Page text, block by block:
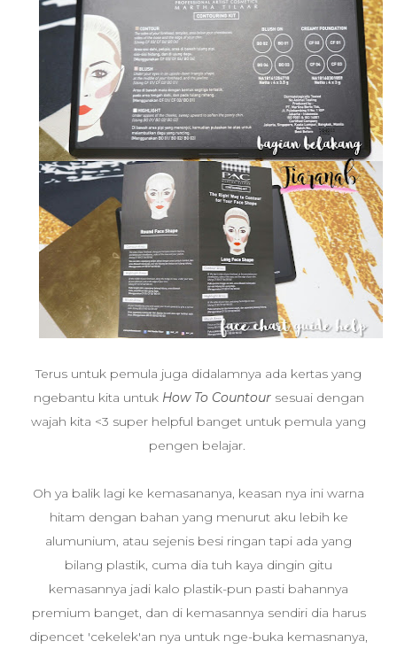
Terus untuk pemula juga didalamnya ada kertas yang
ngebantu kita untuk How To Countour sesuai dengan
wajah kita <3 super helpful banget untuk pemula yang
pengen belajar.
Oh ya balik lagi ke kemasananya, keasan nya ini warna
hitam dengan bahan yang menurut aku lebih ke
alumunium, atau sejenis besi ringan tapi ada yang
bilang plastik, cuma dia tuh kaya dingin gitu
kemasannya jadi kalo plastik-pun pasti bahannya
premium banget, dan di kemasannya sendiri dia harus
dipencet 'cekelek'an nya untuk nge-buka kemasnanya,